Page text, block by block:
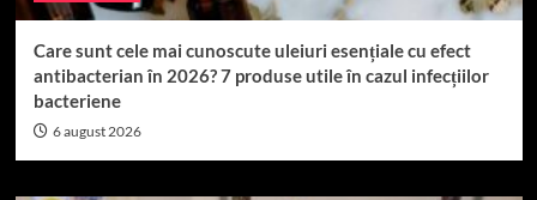
Care sunt cele mai cunoscute uleiuri esențiale cu efect
antibacterian în 2026? 7 produse utile în cazul infecțiilor
bacteriene
6 august 2026